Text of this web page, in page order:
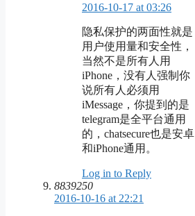
2016-10-17 at 03:26
隐私保护的两面性就是
用户使用量和安全性，
当然不是所有人用
iPhone，没有人强制你
说所有人必须用
iMessage，你提到的是
telegram是全平台通用
的，chatsecure也是安卓
和iPhone通用。
Log in to Reply
8839250
2016-10-16 at 22:21